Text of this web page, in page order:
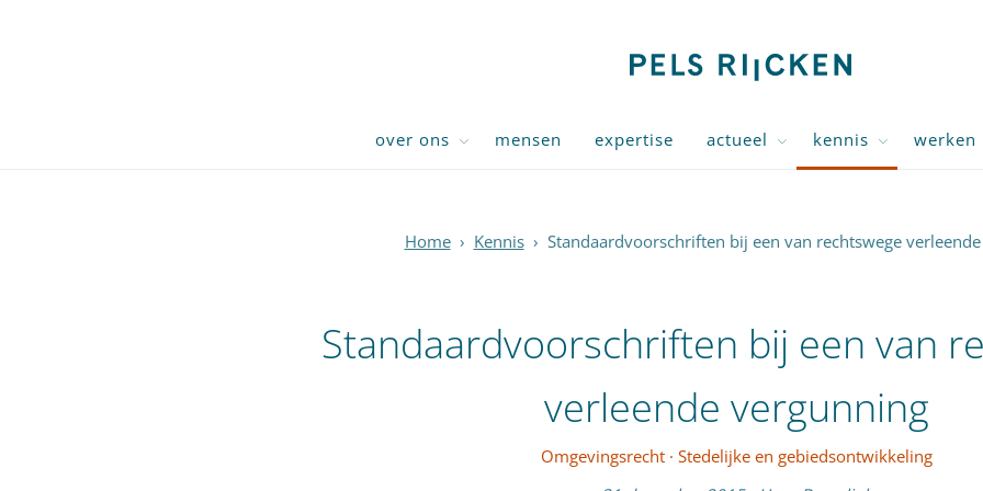
over ons mensen expertise actueel kennis werken
Home › Kennis › Standaardvoorschriften bij een van rechtswege
Standaardvoorschriften bij een van
verleende vergunning
Omgevingsrecht · Stedelijke en gebiedsontwikkeling